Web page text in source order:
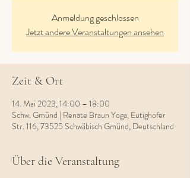
Anmeldung geschlossen
Jetzt andere Veranstaltungen ansehen
Zeit & Ort
14. Mai 2023, 14:00 – 18:00
Schw. Gmünd | Renate Braun Yoga, Eutighofer
Str. 116, 73525 Schwäbisch Gmünd, Deutschland
Über die Veranstaltung